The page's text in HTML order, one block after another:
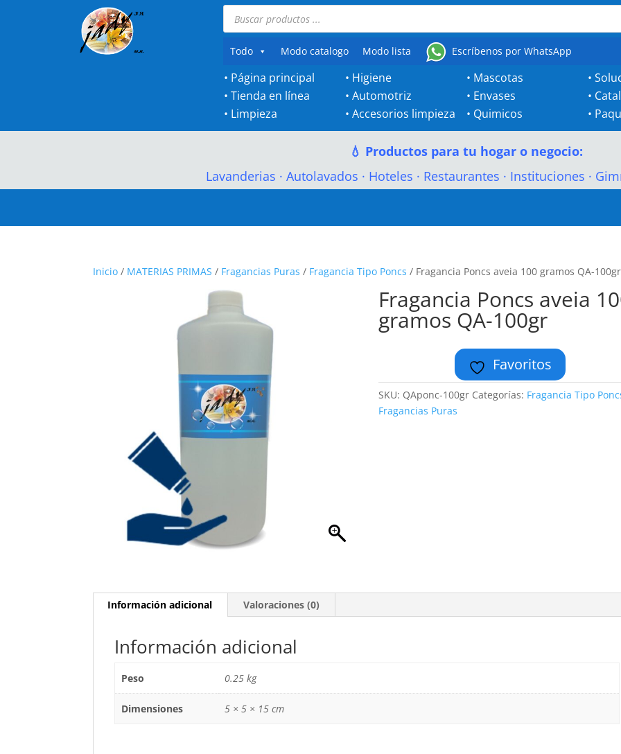
Búsqueda
productos
Todo
Modo catalogo Modo lista Escríbenos por WhatsApp
• Página principal
•Tienda en línea
• Limpieza
• Higiene
•Automotriz
•Accesorios limpieza
• Mascotas
• Envases
• Quimicos
•
•
•
💧 Productos para tu hogar o negocio:
Lavanderias · Autolavados · Hoteles · Restaurantes · Instituciones ·
Inicio / MATERIAS PRIMAS / Fragancias Puras / Fragancia Tipo Poncs / Fragancia Poncs aveia 100 gramos QA-100gr
Fragancia Poncs aveia
gramos QA-100gr
Favoritos
SKU: QAponc-100gr Categorías: Fragancia Tipo
Fragancias Puras
Información adicional Valoraciones (0)
Información adicional
Peso 0.25 kg
Dimensiones 5 × 5 × 15 cm